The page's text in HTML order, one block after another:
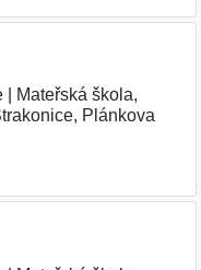
|
Mateřská škola,
Plánkova